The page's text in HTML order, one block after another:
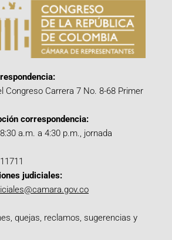
Congreso Carrera 7 No. 8-68 Primer
correspondencia:
a.m. a 4:30 p.m., jornada
judiciales:
quejas, reclamos, sugerencias y